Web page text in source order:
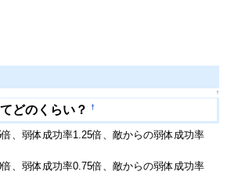
↑
どのくらい？ †
、弱体成功率1.25倍、敵からの弱体成功率
、弱体成功率0.75倍、敵からの弱体成功率